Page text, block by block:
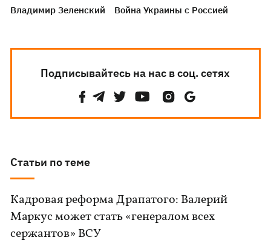
Владимир Зеленский
Война Украины с Россией
Подписывайтесь на нас в соц. сетях
Статьи по теме
Кадровая реформа Драпатого: Валерий
Маркус может стать «генералом всех
сержантов» ВСУ